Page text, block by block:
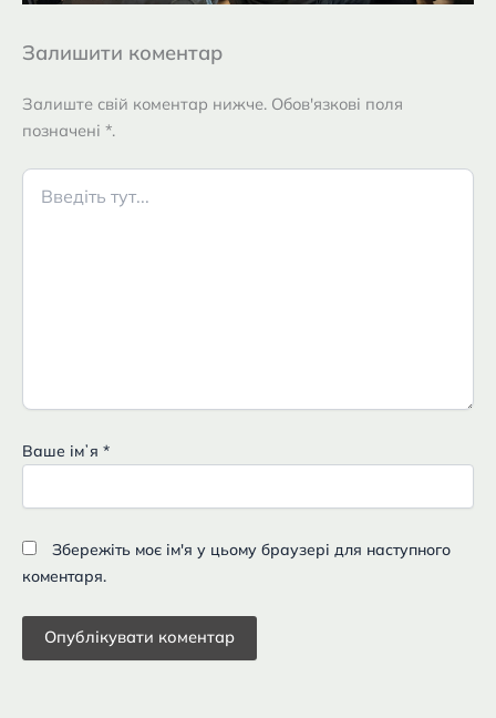
Залишити коментар
Залиште свій коментар нижче. Обов'язкові поля
позначені *.
Введіть
тут...
Ваше імʼя *
Збережіть моє ім'я у цьому браузері для наступного
коментаря.